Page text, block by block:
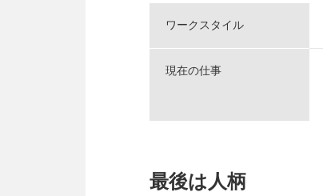
ワークスタイル
現在の仕事
最後は人柄